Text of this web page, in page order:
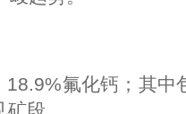
18.9%氟化钙；其